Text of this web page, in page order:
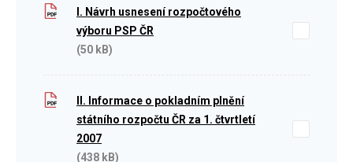
I. Návrh usnesení rozpočtového
výboru PSP ČR
(50 kB)
II. Informace o pokladním plnění
státního rozpočtu ČR za 1. čtvrtletí
2007
(438 kB)